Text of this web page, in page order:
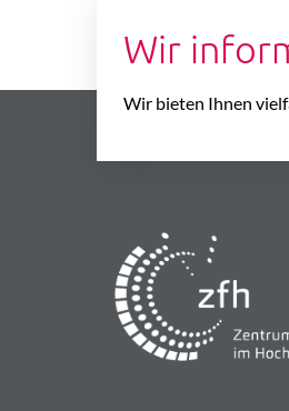
Wir
Wir bieten Ihnen